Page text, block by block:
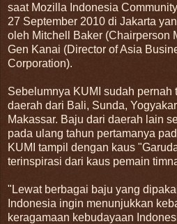
saat Mozilla Indonesia
27 September 2010 di Jakarta
oleh Mitchell Baker (Chairperson
Gen Kanai (Director of Asia
Corporation).
Sebelumnya KUMI sudah pernah
daerah dari Bali, Sunda,
Makassar. Baju dari daerah lain
pada ulang tahun pertamanya
KUMI tampil dengan kaus
terinspirasi dari kaus pemain
"Lewat berbagai baju yang
Indonesia ingin menunjukkan
keragamaan kebudayaan